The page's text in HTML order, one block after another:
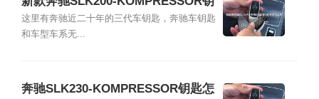
匙电池怎么换
这里有奔驰近二十年的三代车钥匙，奔驰车钥匙
和车型车系无...
奔驰SLK230-KOMPRESSOR钥匙怎